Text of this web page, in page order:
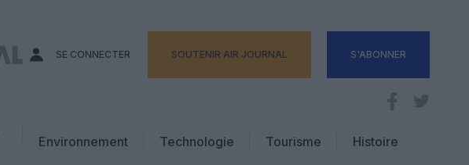
SE CONNECTER SOUTENIR AIR JOURNAL S'ABONNER
Environnement Technologie
Tourisme
Histoire